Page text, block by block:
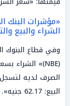
«مؤشرات البنك
الشراء والبيع
وفي قطاع البنوك
البيع: 62.17 جنيه».